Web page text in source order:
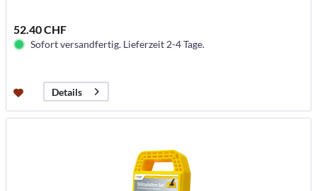
52.40 CHF
Sofort versandfertig. Lieferzeit 2-4 Tage.
Details